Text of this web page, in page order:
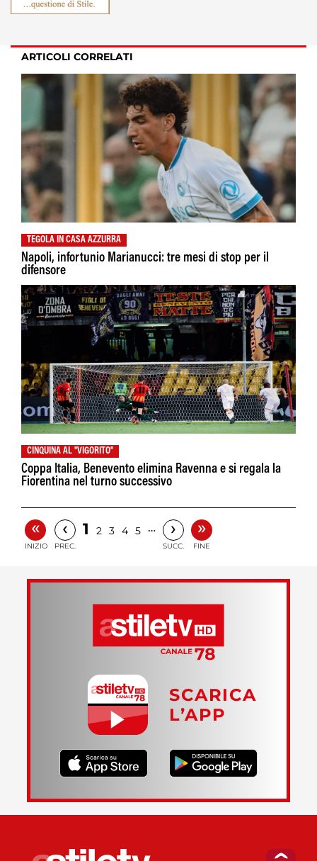
ARTICOLI CORRELATI
TEGOLA IN CASA AZZURRA
Napoli, infortunio Marianucci: tre mesi di stop per il
difensore
CINQUINA AL "VIGORITO"
Coppa Italia, Benevento elimina Ravenna e si regala la
Fiorentina nel turno successivo
«
INIZIO
‹
PREC.
1 2 3 4 5 … ›
SUCC.
»
FINE
SCARICA
L’APP